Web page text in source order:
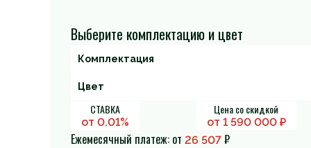
Выберите комплектацию и цвет
СТАВКА
от 0.01%
Цена со скидкой
от 1 590 000 ₽
Ежемесячный платеж: от 26 507 ₽